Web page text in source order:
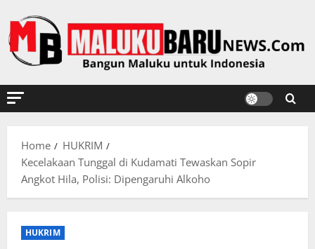
to
content
Home
HUKRIM
Kecelakaan Tunggal di Kudamati Tewaskan Sopir
Angkot Hila, Polisi: Dipengaruhi Alkoho
HUKRIM